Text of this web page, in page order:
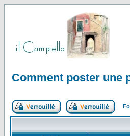
Comment poster une